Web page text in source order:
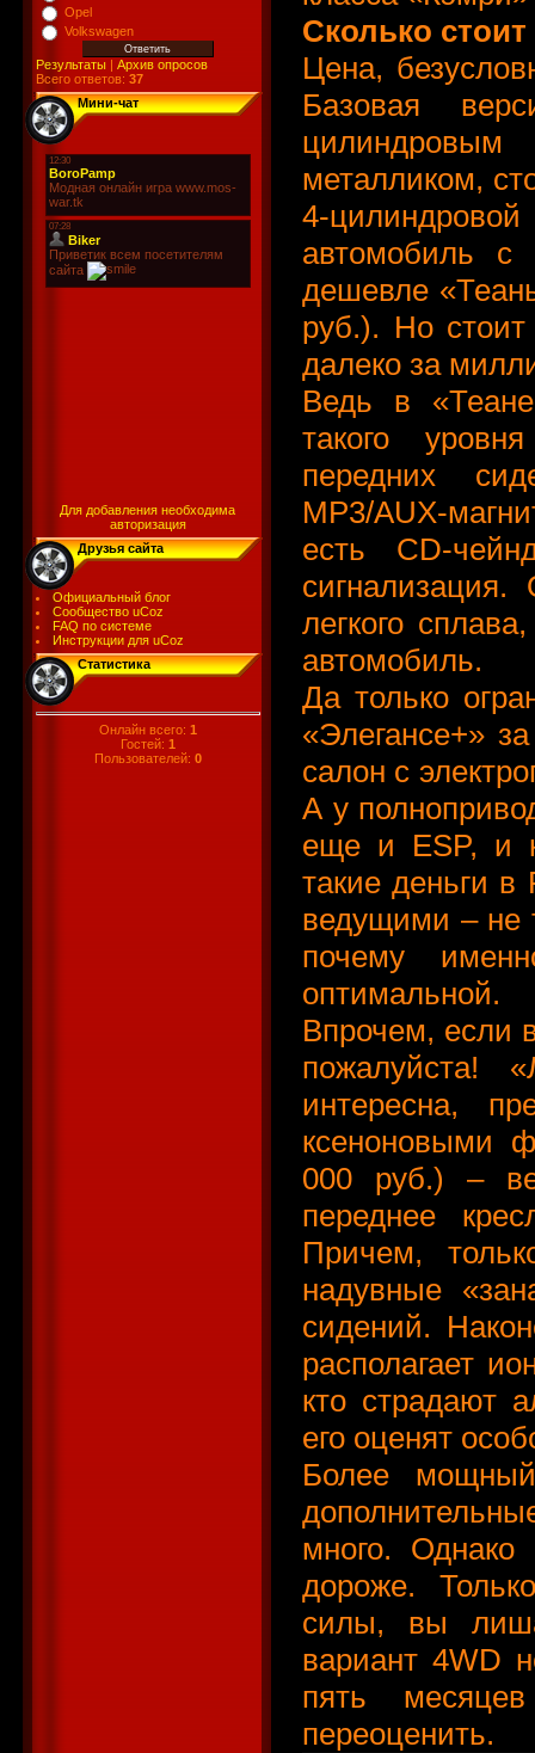
Opel
Volkswagen
Результаты| Архив опросов
Всего ответов: 37
Мини-чат
Для добавления необходима
авторизация
Друзья сайта
Официальный блог
Сообщество uCoz
FAQ по системе
Инструкции для uCoz
Статистика
Онлайн всего: 1
Гостей: 1
Пользователей: 0
Сколько стоит
Цена,
Базовая
металликом,
4-
автомобиль с
дешевле
руб.). Но
далеко за
Ведь в
такого
передних
MP3/AUX-
есть СD-
сигнализация.
легкого
автомобиль.
Да только
«Элегансе+»
салон с
А у
еще и ESP, и
такие деньги
ведущими – не
почему
оптимальной.
Впрочем, если
пожалуйста!
интересна,
ксеноновыми
000 руб.) –
переднее
Причем,
надувные
сидений.
располагает
кто страдают
его оценят
Более
много.
дороже.
силы, вы
вариант 4WD
пять
переоценить.